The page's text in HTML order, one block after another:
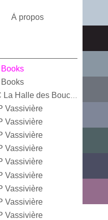
À propos
Books
Books
Vassivière
Vassivière
Vassivière
Vassivière
Vassivière
Vassivière
Vassivière
Vassivière
Vassivière